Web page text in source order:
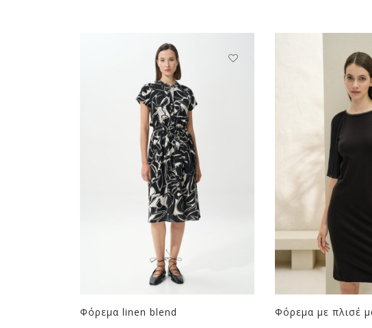
Φόρεμα linen blend Φόρεμα με πλισέ